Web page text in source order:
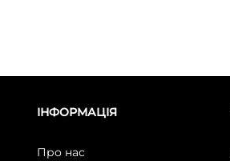
ІНФОРМАЦІЯ
Про нас